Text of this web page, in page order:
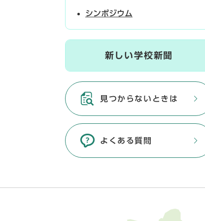
シンポジウム
新しい学校新聞
見つからないときは
よくある質問